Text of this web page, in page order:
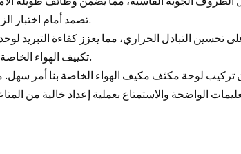
تصمد أمام اختبار الزمن.
تكييف الهواء الخاصة بك.